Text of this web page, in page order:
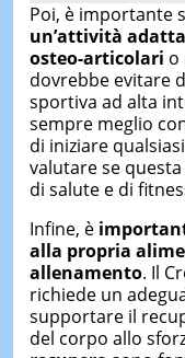
Poi, è importante
un’attività
osteo-articolari o
dovrebbe evitare
sportiva ad alta
sempre meglio
di iniziare
valutare se
di salute e di
Infine, è
alla propria
allenamento. Il
richiede un
supportare il
del corpo allo